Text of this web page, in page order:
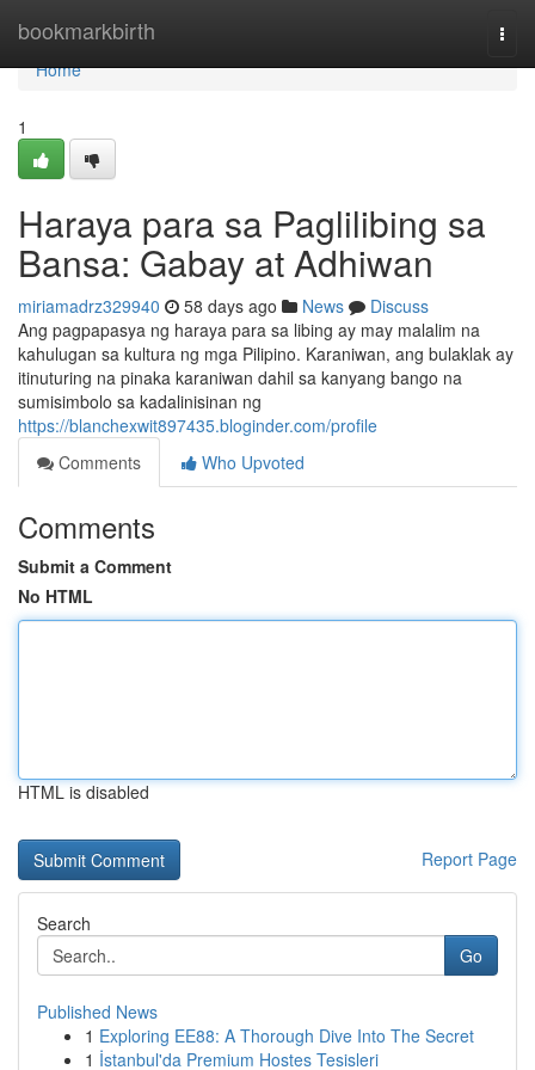
bookmarkbirth
Home
Home
1
Haraya para sa Paglilibing sa
Bansa: Gabay at Adhiwan
miriamadrz329940 58 days ago News
Discuss
Ang pagpapasya ng haraya para sa libing ay may malalim na
kahulugan sa kultura ng mga Pilipino. Karaniwan, ang bulaklak ay
itinuturing na pinaka karaniwan dahil sa kanyang bango na
sumisimbolo sa kadalinisinan ng
https://blanchexwit897435.bloginder.com/profile
Comments
Who Upvoted
Comments
Submit a Comment
No HTML
HTML is disabled
Report Page
Search
Go
Published News
1 Exploring EE88: A Thorough Dive Into The Secret
1 İstanbul'da Premium Hostes Tesisleri